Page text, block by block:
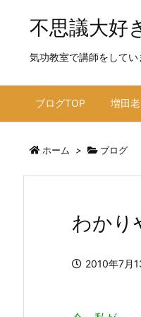
不思議大好
気功教室で講師をしてい
ブログTOP 増田
ホーム > ブログ
わか
2010年7月